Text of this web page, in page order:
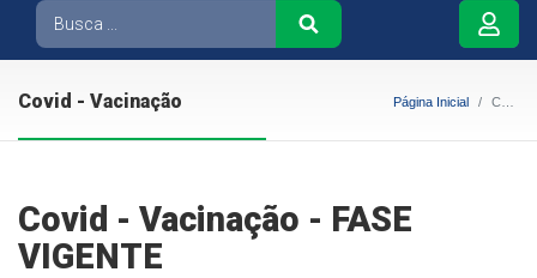
Covid - Vacinação Página Inicial Covid - Vacinação
Covid - Vacinação - FASE
VIGENTE